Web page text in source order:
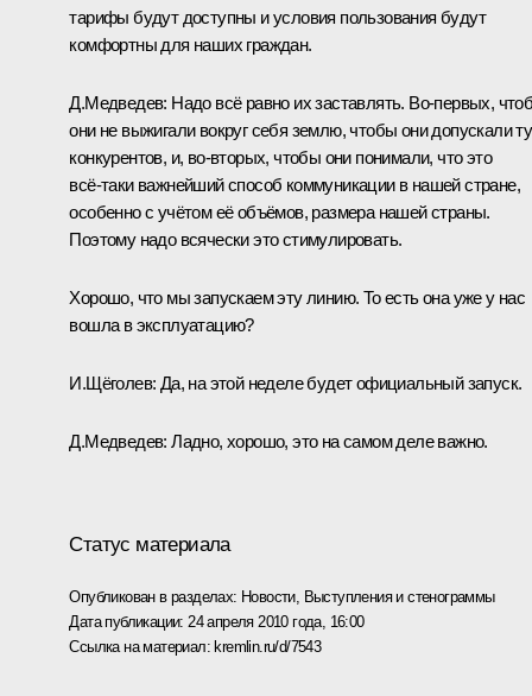
тарифы будут доступны и условия пользования будут
комфортны для наших граждан.
Д.Медведев: Надо всё равно их заставлять. Во‑первых,
они не выжигали вокруг себя землю, чтобы они допускали
конкурентов, и, во‑вторых, чтобы они понимали, что это
всё‑таки важнейший способ коммуникации в нашей стране,
особенно с учётом её объёмов, размера нашей страны.
Поэтому надо всячески это стимулировать.
Хорошо, что мы запускаем эту линию. То есть она уже у нас
вошла в эксплуатацию?
И.Щёголев: Да, на этой неделе будет официальный запуск.
Д.Медведев:Ладно, хорошо, это на самом деле важно.
Статус материала
Опубликован в разделах: Новости, Выступления и стенограммы
Дата публикации: 24 апреля 2010 года, 16:00
Ссылка на материал: kremlin.ru/d/7543